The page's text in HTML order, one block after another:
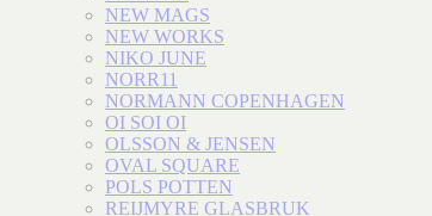
NEW MAGS
NEW WORKS
NIKO JUNE
NORR11
NORMANN COPENHAGEN
OI SOI OI
OLSSON & JENSEN
OVAL SQUARE
POLS POTTEN
REIJMYRE GLASBRUK